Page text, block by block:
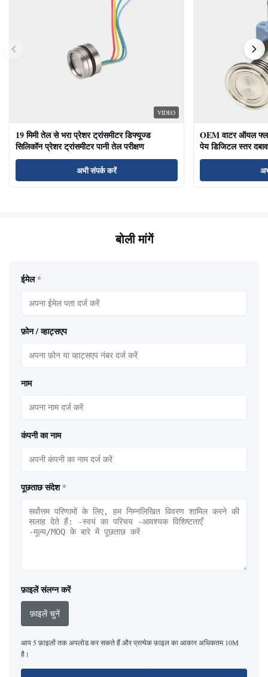
VIDEO
19 मिमी तेल से भरा प्रेशर ट्रांसमीटर डिफ्यूज्ड
सिलिकॉन प्रेशर ट्रांसमीटर पानी तेल परीक्षण
अभी संपर्क करें
OEM वाटर ऑयल
पेय डिजिटल स्तर
बोली मांगें
ईमेल *
फ़ोन / व्हाट्सएप
नाम
कंपनी का नाम
पूछताछ संदेश *
फ़ाइलें संलग्न करें
फ़ाइलें चुनें
आप 5 फ़ाइलों तक अपलोड कर सकते हैं और प्रत्येक फ़ाइल का आकार अधिकतम 10M
है।